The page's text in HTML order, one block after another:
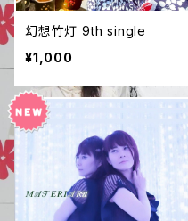
幻想竹灯 9th single
¥1,000